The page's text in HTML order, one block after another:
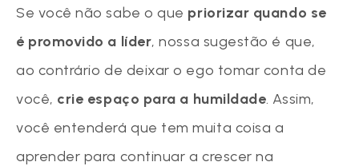
Se você não sabe o que priorizar quando se
é promovido a líder, nossa sugestão é que,
ao contrário de deixar o ego tomar conta de
você, crie espaço para a humildade. Assim,
você entenderá que tem muita coisa a
aprender para continuar a crescer na